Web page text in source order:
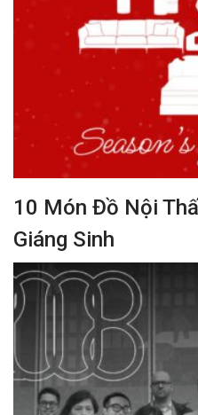
10 Món Đồ Nội
Giáng Sinh